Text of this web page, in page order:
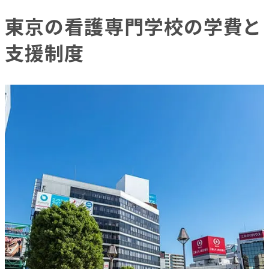
東京の看護専門学校の学費と
支援制度